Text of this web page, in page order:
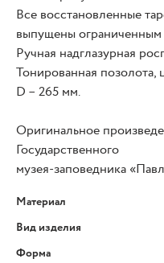
Все восстановленные
выпущены
Ручная надглазурная
Тонированная позолота,
D – 265 мм.
Оригинальное
Государственного
музея-заповедника
Материал
Вид изделия
Форма